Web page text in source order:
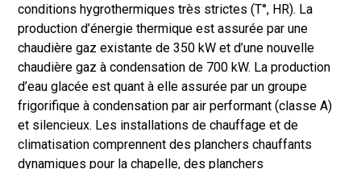
conditions hygrothermiques très strictes (T°, HR). La
production d’énergie thermique est assurée par une
chaudière gaz existante de 350 kW et d’une nouvelle
chaudière gaz à condensation de 700 kW. La production
d’eau glacée est quant à elle assurée par un groupe
frigorifique à condensation par air performant (classe A)
et silencieux. Les installations de chauffage et de
climatisation comprennent des planchers chauffants
dynamiques pour la chapelle, des planchers